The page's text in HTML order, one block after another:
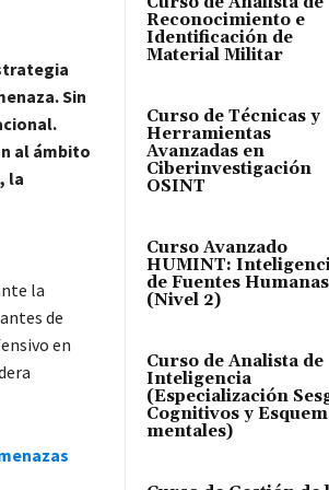
Sin
al ámbito
la
la
antes de
en
Reconocimiento e
Identificación de
Material Militar
Curso de Técnicas y
Herramientas
Avanzadas en
Ciberinvestigación
OSINT
Curso Avanzado
HUMINT:
de Fuentes Humanas
(Nivel 2)
Curso de Analista de
Inteligencia
(Especialización
Cognitivos y
mentales)